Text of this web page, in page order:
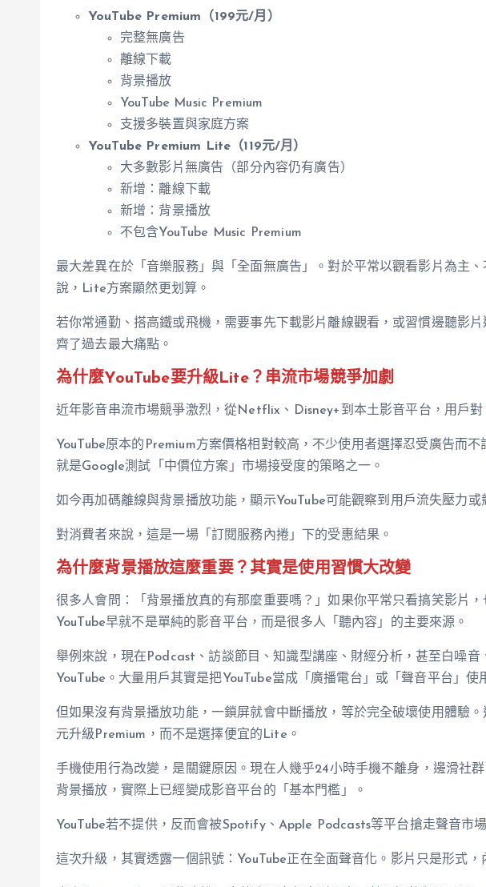
YouTube Premium（199元/月）
完整無廣告
離線下載
背景播放
YouTube Music Premium
支援多裝置與家庭方案
YouTube Premium Lite（119元/月）
大多數影片無廣告（部分內容仍有廣告）
新增：離線下載
新增：背景播放
不包含YouTube Music Premium
最大差異在於「音樂服務」與「全面無廣告」。對於平常以觀看影片為主
說，Lite方案顯然更划算。
若你常通勤、搭高鐵或飛機，需要事先下載影片離線觀看，或習慣邊聽影
齊了過去最大痛點。
為什麼YouTube要升級Lite？串流市場競爭加劇
近年影音串流市場競爭激烈，從Netflix、Disney+到本土影音平台，用戶對
YouTube原本的Premium方案價格相對較高，不少使用者選擇忍受廣告而
就是Google測試「中價位方案」市場接受度的策略之一。
如今再加碼離線與背景播放功能，顯示YouTube可能觀察到用戶流失壓力或
對消費者來說，這是一場「訂閱服務內捲」下的受惠結果。
為什麼背景播放這麼重要？其實是使用習慣大改變
很多人會問：「背景播放真的有那麼重要嗎？」如果你平常只看搞笑影片，
YouTube早就不是單純的影音平台，而是很多人「聽內容」的主要來源。
舉例來說，現在Podcast、訪談節目、知識型講座、財經分析，甚至白噪音
YouTube。大量用戶其實是把YouTube當成「廣播電台」或「聲音平台」使
但如果沒有背景播放功能，一鎖屏就會中斷播放，等於完全破壞使用體驗
元升級Premium，而不是選擇便宜的Lite。
手機使用行為改變，是關鍵原因。現在人幾乎24小時手機不離身，邊滑社
背景播放，實際上已經變成影音平台的「基本門檻」。
YouTube若不提供，反而會被Spotify、Apple Podcasts等平台搶走聲音市場
這次升級，其實透露一個訊號：YouTube正在全面聲音化。影片只是形式，